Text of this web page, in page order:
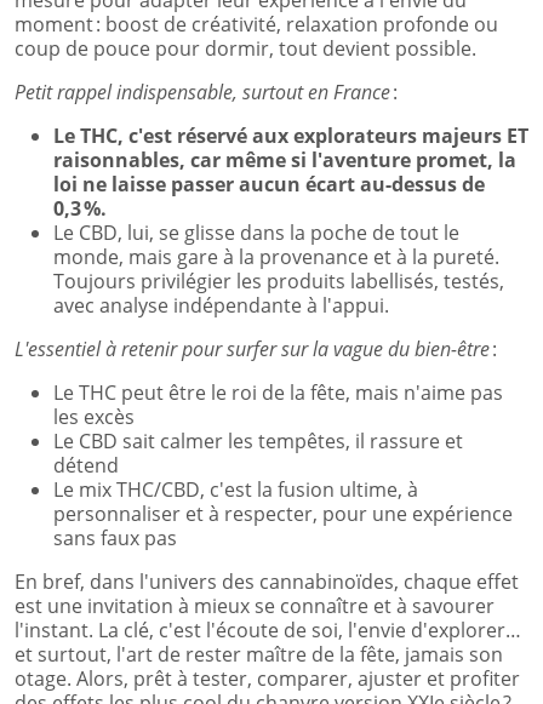
moment : boost de créativité, relaxation profonde ou
coup de pouce pour dormir, tout devient possible.
Petit rappel indispensable, surtout en France:
Le THC, c'est réservé aux explorateurs majeurs ET
raisonnables, car même si l'aventure promet, la
loi ne laisse passer aucun écart au-dessus de
0,3 %.
Le CBD, lui, se glisse dans la poche de tout le
monde, mais gare à la provenance et à la pureté.
Toujours privilégier les produits labellisés, testés,
avec analyse indépendante à l'appui.
L'essentiel à retenir pour surfer sur la vague du bien-être:
Le THC peut être le roi de la fête, mais n'aime pas
les excès
Le CBD sait calmer les tempêtes, il rassure et
détend
Le mix THC/CBD, c'est la fusion ultime, à
personnaliser et à respecter, pour une expérience
sans faux pas
En bref, dans l'univers des cannabinoïdes, chaque effet
est une invitation à mieux se connaître et à savourer
l'instant. La clé, c'est l'écoute de soi, l'envie d'explorer…
et surtout, l'art de rester maître de la fête, jamais son
otage. Alors, prêt à tester, comparer, ajuster et profiter